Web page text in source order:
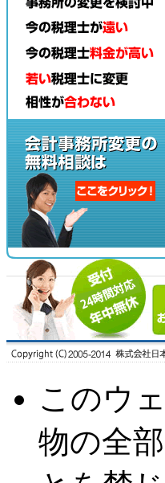
このウ
物の全